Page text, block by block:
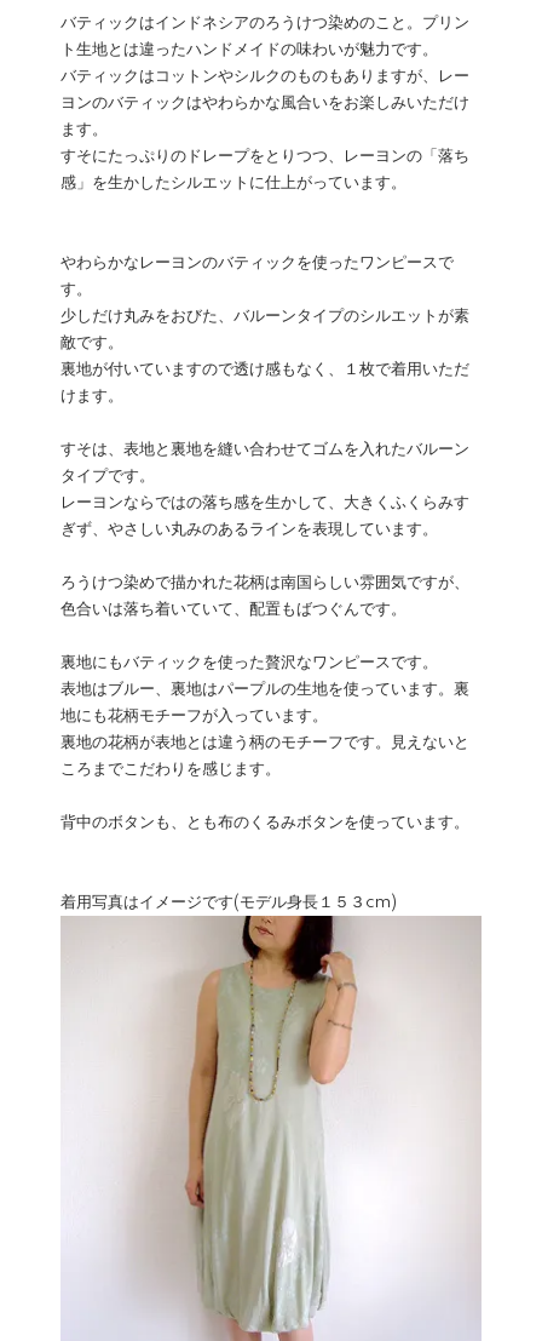
バティックはインドネシアのろうけつ染めのこと。プリン
ト生地とは違ったハンドメイドの味わいが魅力です。
バティックはコットンやシルクのものもありますが、レー
ヨンのバティックはやわらかな風合いをお楽しみいただけ
ます。
すそにたっぷりのドレープをとりつつ、レーヨンの「落ち
感」を生かしたシルエットに仕上がっています。
やわらかなレーヨンのバティックを使ったワンピースで
す。
少しだけ丸みをおびた、バルーンタイプのシルエットが素
敵です。
裏地が付いていますので透け感もなく、１枚で着用いただ
けます。
すそは、表地と裏地を縫い合わせてゴムを入れたバルーン
タイプです。
レーヨンならではの落ち感を生かして、大きくふくらみす
ぎず、やさしい丸みのあるラインを表現しています。
ろうけつ染めで描かれた花柄は南国らしい雰囲気ですが、
色合いは落ち着いていて、配置もばつぐんです。
裏地にもバティックを使った贅沢なワンピースです。
表地はブルー、裏地はパープルの生地を使っています。裏
地にも花柄モチーフが入っています。
裏地の花柄が表地とは違う柄のモチーフです。見えないと
ころまでこだわりを感じます。
背中のボタンも、とも布のくるみボタンを使っています。
着用写真はイメージです(モデル身長１５３cm)